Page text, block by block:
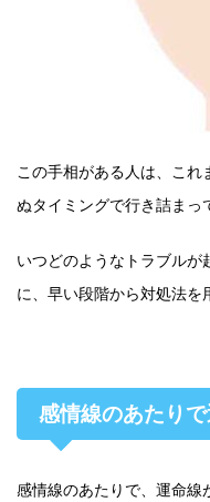
この手相がある人は、こ
ぬタイミングで行き詰まっ
いつどのようなトラブルが
に、早い段階から対処法を
感情線のあたり
感情線のあたりで、運命線